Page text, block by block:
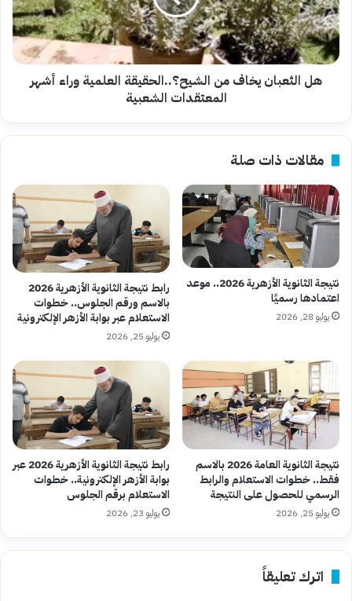
العلمية
وراء
أشهر
المعتقدات
الشعبية
هل الثعبان يخاف من الشيح؟..الحقيقة العلمية وراء أشهر
المعتقدات الشعبية
مقالات ذات صلة
نتيجة الثانوية الأزهرية 2026.. موعد
اعتمادها رسميًا
يوليو 28, 2026
رابط نتيجة الثانوية الأزهرية 2026
بالاسم ورقم الجلوس.. خطوات
الاستعلام عبر بوابة الأزهر الإلكترونية
يوليو 25, 2026
نتيجة الثانوية العامة 2026 بالاسم
فقط.. خطوات الاستعلام والرابط
الرسمي للحصول على النتيجة
يوليو 25, 2026
رابط نتيجة الثانوية الأزهرية 2026 عبر
بوابة الأزهر الإلكترونية.. خطوات
الاستعلام برقم الجلوس
يوليو 23, 2026
اترك تعليقاً